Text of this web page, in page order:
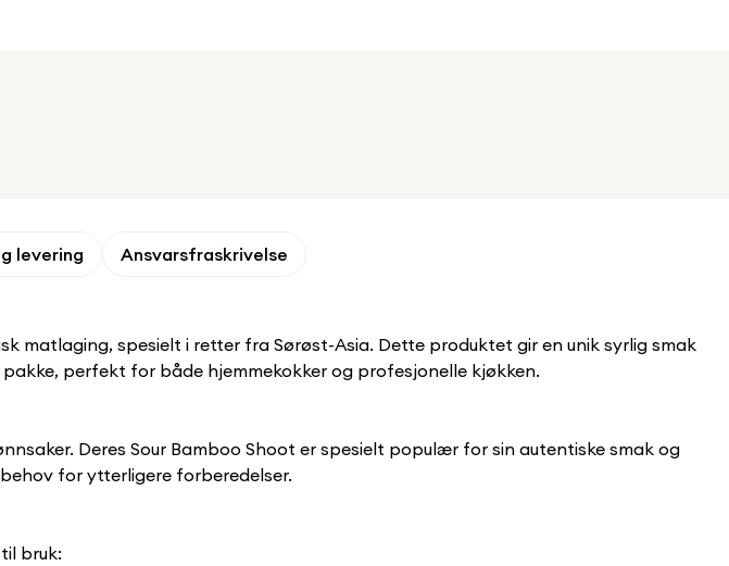
levering Ansvarsfraskrivelse
matlaging, spesielt i retter fra Sørøst-Asia. Dette produktet gir en unik syrlig smak
perfekt for både hjemmekokker og profesjonelle kjøkken.
Deres Sour Bamboo Shoot er spesielt populær for sin autentiske smak og
for ytterligere forberedelser.
bruk: